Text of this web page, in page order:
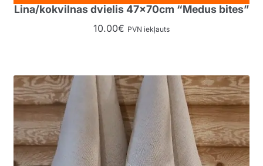
Lina/kokvilnas dvielis 47x70cm “Medus bites”
10.00€ PVN iekļauts